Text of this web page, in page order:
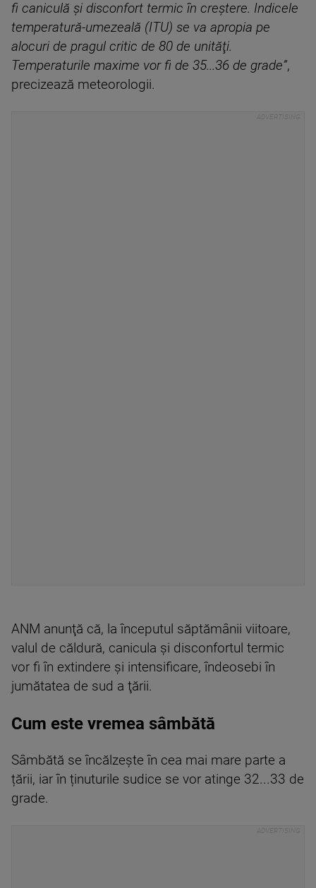
fi caniculă şi disconfort termic în creştere. Indicele
temperatură-umezeală (ITU) se va apropia pe
alocuri de pragul critic de 80 de unităţi.
Temperaturile maxime vor fi de 35...36 de grade”,
precizează meteorologii.
ANM anunţă că, la începutul săptămânii viitoare,
valul de căldură, canicula şi disconfortul termic
vor fi în extindere şi intensificare, îndeosebi în
jumătatea de sud a ţării.
Cum este vremea sâmbătă
Sâmbătă se încălzește în cea mai mare parte a
țării, iar în ținuturile sudice se vor atinge 32...33 de
grade.